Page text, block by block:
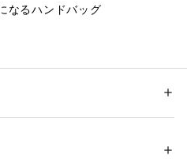
なるハンドバッグ
と編み込まれた安定感のある仕
は取り外しも可能なので、その
ハンドバッグとしても楽しめま
属 : 綿100%合金
品質表示タグをご覧ください